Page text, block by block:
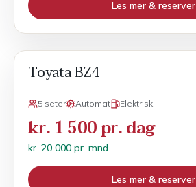
Les mer & reserver
Toyata BZ4
5 seter Automat Elektrisk
kr. 1 500 pr. dag
kr. 20 000 pr. mnd
Les mer & reserver